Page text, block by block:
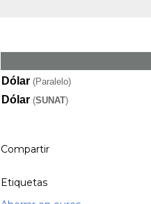
Dólar (Paralelo)
Dólar (SUNAT)
Compartir
Etiquetas